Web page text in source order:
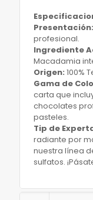
​Presentación:
profesional.
​Ingrediente
Macadamia
​Origen: 100%
​Gama de
carta que
chocolates
pasteles.
​Tip de
radiante por
nuestra línea
sulfatos.